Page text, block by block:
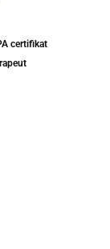
certifikat